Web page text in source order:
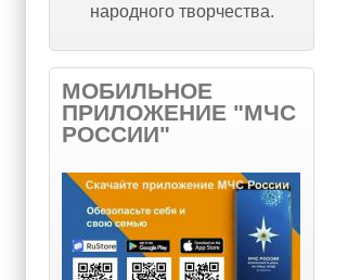
народного творчества.
МОБИЛЬНОЕ
ПРИЛОЖЕНИЕ "МЧС
РОССИИ"